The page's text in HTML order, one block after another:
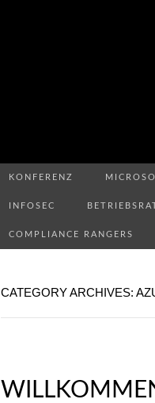
KONFERENZ
INFOSEC
COMPLIANCE RANGERS
CATEGORY ARCHIVES: